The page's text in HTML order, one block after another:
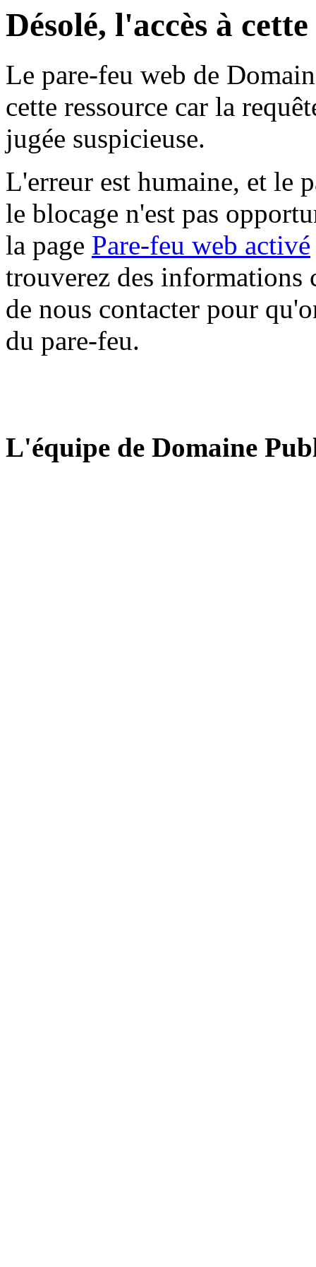
Désolé, l'accès à
Le pare-feu web de
cette ressource car la
jugée suspicieuse.
L'erreur est humaine, et le
le blocage n'est pas
la page Pare-feu web activé
trouverez des informations
de nous contacter pour
du pare-feu.
L'équipe de Domaine